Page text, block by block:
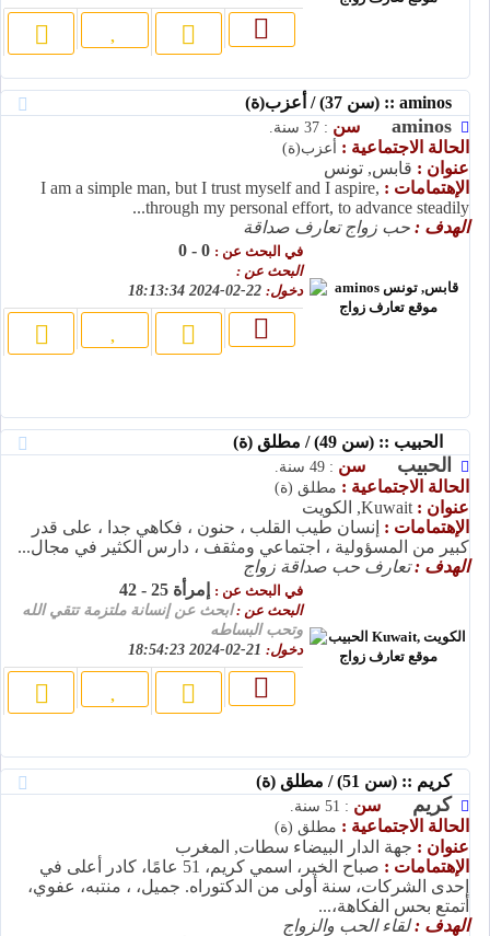
aminos سن : 37 سنة.
الحالة الاجتماعية : أعزب(ة)
عنوان : قابس, تونس
الإهتمامات : I am a simple man, but I trust myself and I aspire,
through my personal effort, to advance steadily...
الهدف : حب زواج تعارف صداقة
في البحث عن :
البحث عن :
دخول:
الحبيب :: (سن 49) / مطلق (ة)
الحبيب سن : 49 سنة.
الحالة الاجتماعية : مطلق (ة)
عنوان : Kuwait, الكويت
الإهتمامات : إنسان طيب القلب ، حنون ، فكاهي جدا ، على قدر
كبير من المسؤولية ، اجتماعي ومثقف ، دارس الكثير في مجال...
الهدف :تعارف حب صداقة زواج
في البحث عن : إمرأة 25 - 42
البحث عن :ابحث عن إنسانة ملتزمة تتقي الله
وتحب البساطه
دخول:
كريم :: (سن 51) / مطلق (ة)
كريم سن : 51 سنة.
الحالة الاجتماعية : مطلق (ة)
عنوان : جهة الدار البيضاء سطات, المغرب
الإهتمامات :
صباح الخير، اسمي كريم، 51 عامًا، كادر أعلى في
إحدى الشركات، سنة أولى من الدكتوراه. جميل، ، منتبه، عفوي،
أتمتع بحس الفكاهة،...
الهدف :لقاء الحب والزواج